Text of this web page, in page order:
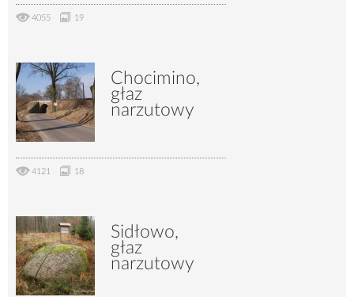
4055 19
Chocimino,
głaz
narzutowy
4121 18
Sidłowo,
głaz
narzutowy